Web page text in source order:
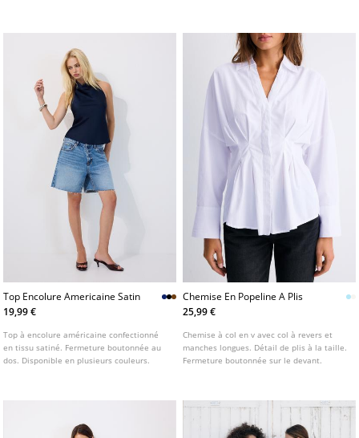
Top Encolure Americaine Satin
19,99 €
Top à encolure américaine confectionné
en tissu satiné. Fermeture boutonnée au
dos. Disponible en plusieurs couleurs.
Chemise En Popeline A Plis
25,99 €
Chemise à col en v avec col à revers et
manches longues. Détail de plis à la taille.
Fermeture boutonnée sur le devant.